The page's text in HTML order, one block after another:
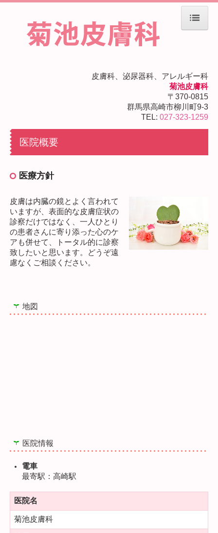
ホーム
医院概要
最新ニュース
お問い合わせ
皮膚科、泌尿器科、アレルギー科
菊池皮膚科
〒370-0815
群馬県高崎市柳川町9-3
TEL: 027-323-1259
医院概要
医療方針
皮膚は内臓の鏡とよく言われて
いますが、表面的な皮膚症状の
診察だけではなく、一人ひとり
の患者さんに寄り添った心のケ
アも併せて、トータル的に診察
致したいと思います。どうぞ遠
慮なくご相談ください。
地図
医院情報
電車
最寄駅：高崎駅
医院名
菊池皮膚科